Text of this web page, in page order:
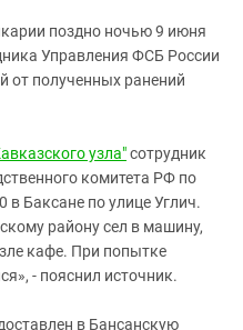
ЗА ПАЛЕСТИНУ
В ЧЕЧНЕ
АКТИВИСТОВ
поздно ночью 9 июня
Управления ФСБ России
от полученных ранений
узла"сотрудник
комитета РФ по
в Баксане по улице Углич.
району сел в машину,
кафе. При попытке
- пояснил источник.
в Бансанскую